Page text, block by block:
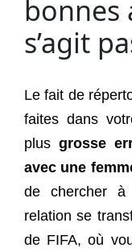
bonnes
s’agit
Le fait de
faites dans
plus grosse
avec une
de chercher
relation se
de FIFA, où